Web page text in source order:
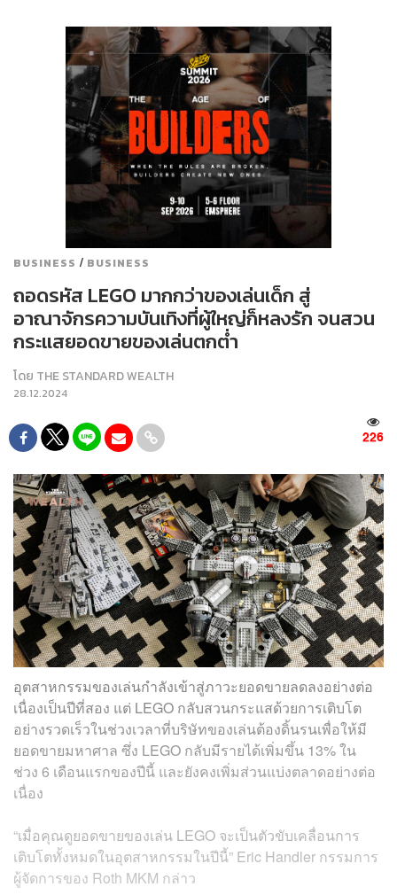
BUSINESS / BUSINESS
ถอดรหัส LEGO มากกว่าของเล่นเด็ก สู่
อาณาจักรความบันเทิงที่ผู้ใหญ่ก็หลงรัก จนสวน
กระแสยอดขายของเล่นตกต่ำ
โดย THE STANDARD WEALTH
28.12.2024
226
อุตสาหกรรมของเล่นกำลังเข้าสู่ภาวะยอดขายลดลงอย่างต่อ
เนื่องเป็นปีที่สอง แต่ LEGO กลับสวนกระแสด้วยการเติบโต
อย่างรวดเร็วในช่วงเวลาที่บริษัทของเล่นต้องดิ้นรนเพื่อให้มี
ยอดขายมหาศาล ซึ่ง LEGO กลับมีรายได้เพิ่มขึ้น 13% ใน
ช่วง 6 เดือนแรกของปีนี้ และยังคงเพิ่มส่วนแบ่งตลาดอย่างต่อ
เนื่อง
“เมื่อคุณดูยอดขายของเล่น LEGO จะเป็นตัวขับเคลื่อนการ
เติบโตทั้งหมดในอุตสาหกรรมในปีนี้” Eric Handler กรรมการ
ผู้จัดการของ Roth MKM กล่าว